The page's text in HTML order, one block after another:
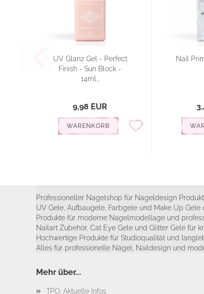
UV Glanz Gel - Perfect
Finish - Sun Block -
14ml...
9,98 EUR
WARENKORB
Nail
Professioneller Nagelshop für Nageldesign
UV Gele, Aufbaugele, Farbgele und Make Up Gele
Produkte für moderne Nagelmodellage und
Nailart Zubehör, Cat Eye Gele und Glitter Gele für
Hochwertige Produkte für Studioqualität und
Alles für professionelle Nägel, Naildesign und
Mehr über...
TPO: Aktuelle Infos